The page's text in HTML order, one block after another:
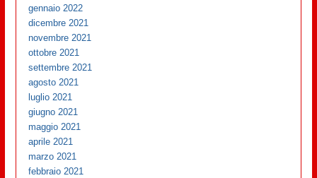
gennaio 2022
dicembre 2021
novembre 2021
ottobre 2021
settembre 2021
agosto 2021
luglio 2021
giugno 2021
maggio 2021
aprile 2021
marzo 2021
febbraio 2021